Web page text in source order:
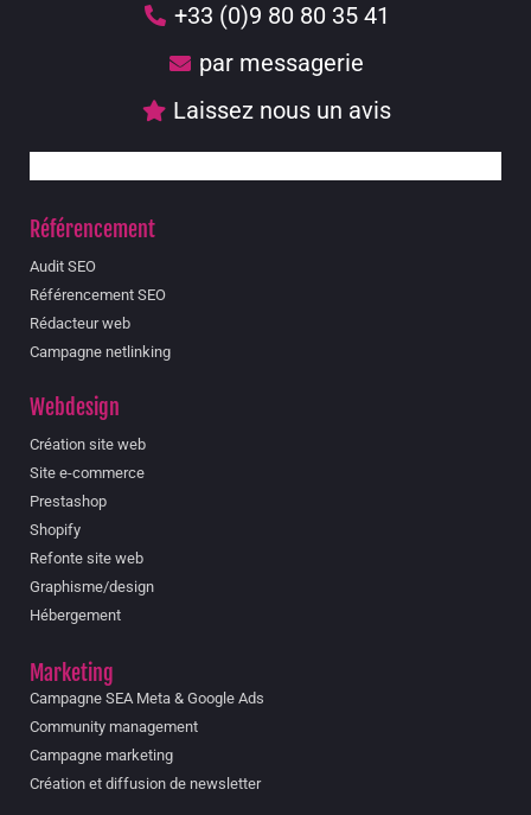
+33 (0)9 80 80 35 41
par messagerie
Laissez nous un avis
Référencement
Audit SEO
Référencement SEO
Rédacteur web
Campagne netlinking
Webdesign
Création site web
Site e-commerce
Prestashop
Shopify
Refonte site web
Graphisme/design
Hébergement
Marketing
Campagne SEA Meta & Google Ads
Community management
Campagne marketing
Création et diffusion de newsletter